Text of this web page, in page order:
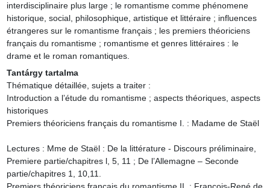
interdisciplinaire plus large ; le romantisme comme phénomene
historique, social, philosophique, artistique et littéraire ; influences
étrangeres sur le romantisme français ; les premiers théoriciens
français du romantisme ; romantisme et genres littéraires : le
drame et le roman romantiques.
Tantárgy tartalma
Thématique détaillée, sujets a traiter :
Introduction a l’étude du romantisme ; aspects théoriques, aspects
historiques
Premiers théoriciens français du romantisme I. : Madame de Staël
Lectures : Mme de Staël : De la littérature - Discours préliminaire,
Premiere partie/chapitres l, 5, 11 ; De l’Allemagne – Seconde
partie/chapitres 1, 10,11.